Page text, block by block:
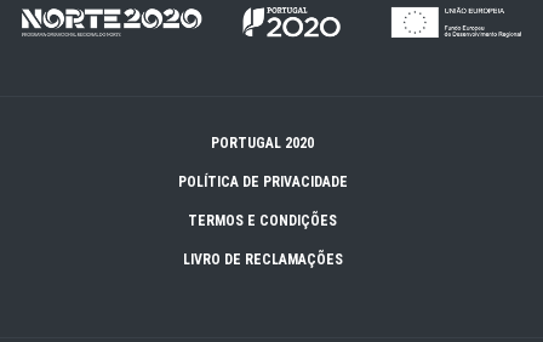
PORTUGAL 2020
POLÍTICA DE PRIVACIDADE
TERMOS E CONDIÇÕES
LIVRO DE RECLAMAÇÕES